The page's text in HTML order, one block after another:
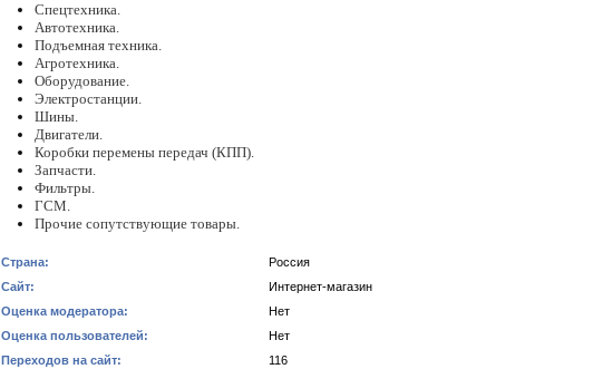
Спецтехника.
Автотехника.
Подъемная техника.
Агротехника.
Оборудование.
Электростанции.
Шины.
Двигатели.
Коробки перемены передач (КПП).
Запчасти.
Фильтры.
ГСМ.
Прочие сопутствующие товары.
Страна:
Россия
Сайт:
Интернет-магазин
Оценка модератора:
Нет
Оценка пользователей:
Нет
Переходов на сайт:
116